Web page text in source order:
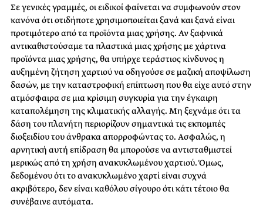
Σε γενικές γραμμές, οι ειδικοί φαίνεται να συμφωνούν στον
κανόνα ότι οτιδήποτε χρησιμοποιείται ξανά και ξανά είναι
προτιμότερο από τα προϊόντα μιας χρήσης. Αν ξαφνικά
αντικαθιστούσαμε τα πλαστικά μιας χρήσης με χάρτινα
προϊόντα μιας χρήσης, θα υπήρχε τεράστιος κίνδυνος η
αυξημένη ζήτηση χαρτιού να οδηγούσε σε μαζική αποψίλωση
δασών, με την καταστροφική επίπτωση που θα είχε αυτό στην
ατμόσφαιρα σε μια κρίσιμη συγκυρία για την έγκαιρη
καταπολέμηση της κλιματικής αλλαγής. Μη ξεχνάμε ότι τα
δάση του πλανήτη περιορίζουν σημαντικά τις εκπομπές
διοξειδίου του άνθρακα απορροφώντας το. Ασφαλώς, η
αρνητική αυτή επίδραση θα μπορούσε να αντισταθμιστεί
μερικώς από τη χρήση ανακυκλωμένου χαρτιού. Όμως,
δεδομένου ότι το ανακυκλωμένο χαρτί είναι συχνά
ακριβότερο, δεν είναι καθόλου σίγουρο ότι κάτι τέτοιο θα
συνέβαινε αυτόματα.